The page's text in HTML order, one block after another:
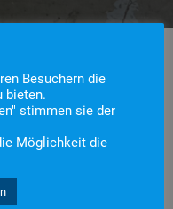
2026 16:20
Besuchern die
bieten.
stimmen sie der
Möglichkeit die